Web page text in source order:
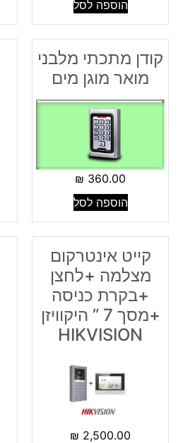
הוספה לסל
קודן מתכתי מלבני
מואר מוגן מים
360.00
₪
הוספה לסל
קייט אינטרקום
מצלמה +לחצן
+בקרת כניסה
+מסך 7 ” היקוויזן
HIKVISION
2,500.00
₪